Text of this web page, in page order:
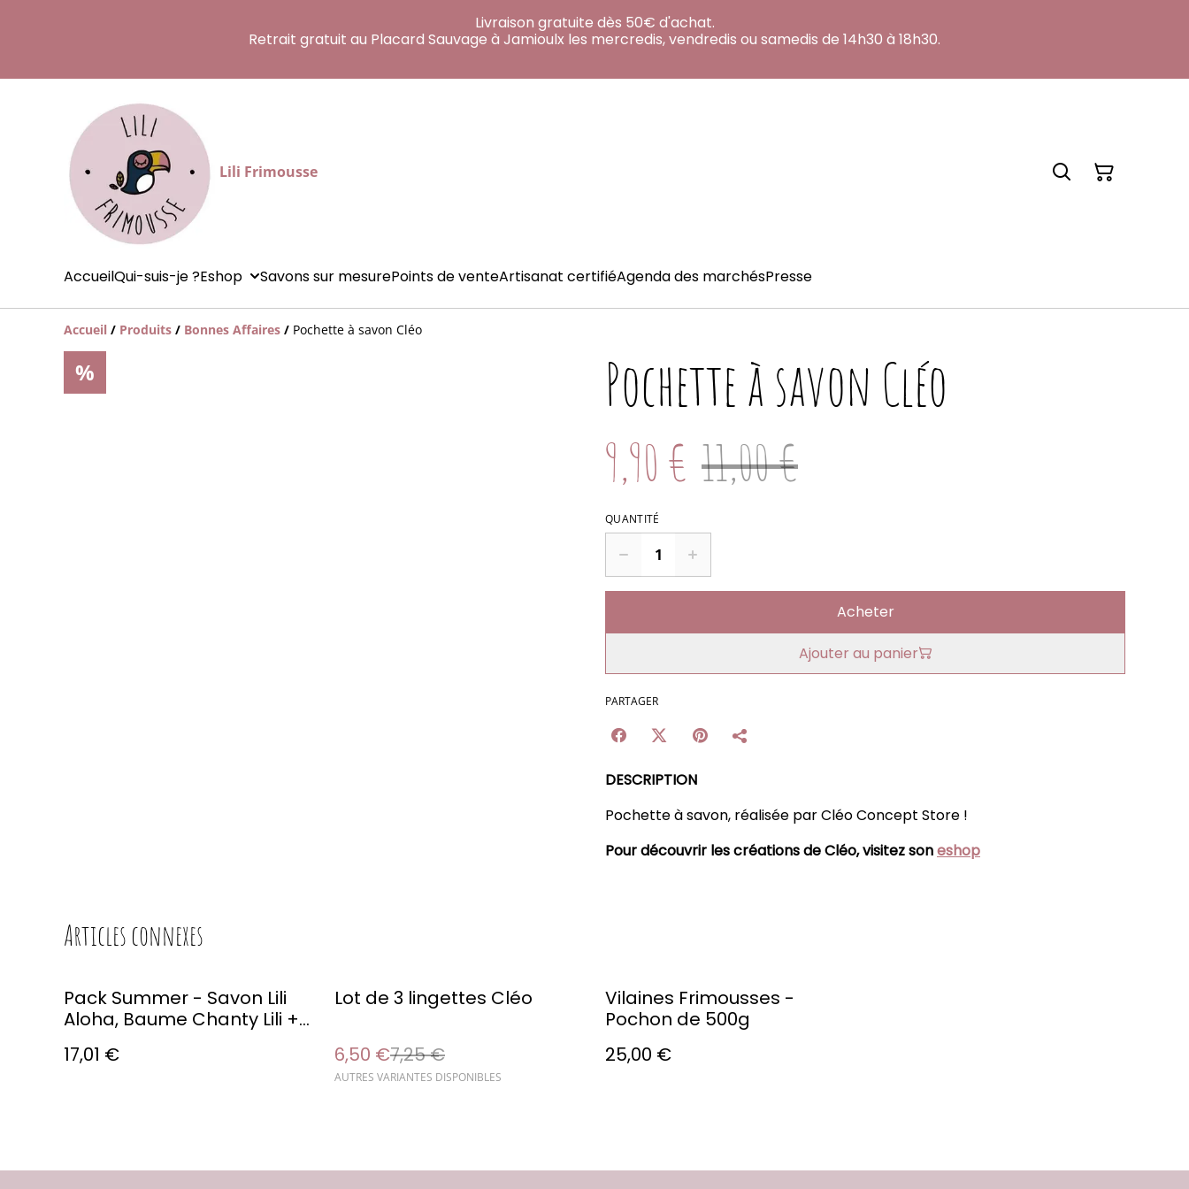
Livraison gratuite dès 50€ d'achat.
Retrait gratuit au Placard Sauvage à Jamioulx les mercredis, vendredis ou samedis de 14h30 à 18h30.
Lili Frimousse
AccueilQui-suis-je ?Eshop Savons sur mesurePoints de venteArtisanat certifiéAgenda des marchésPresse
Accueil / Produits / Bonnes Affaires / Pochette à savon Cléo
% Pochette à savon Cléo
9,90 € 11,00 €
QUANTITÉ
Acheter
Ajouter au panier
PARTAGER
DESCRIPTION
Pochette à savon, réalisée par Cléo Concept Store !
Pour découvrir les créations de Cléo, visitez soneshop
Articles connexes
Pack Summer - Savon Lili
Aloha, Baume Chanty Lili +
offert
17,01 €
%
Lot de 3 lingettes Cléo
6,50 €7,25 €
AUTRES VARIANTES DISPONIBLES
Vilaines Frimousses -
Pochon de 500g
25,00 €